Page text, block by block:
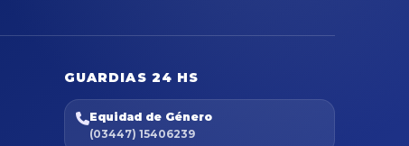
GUARDIAS 24 HS
Equidad de Género
(03447) 15406239